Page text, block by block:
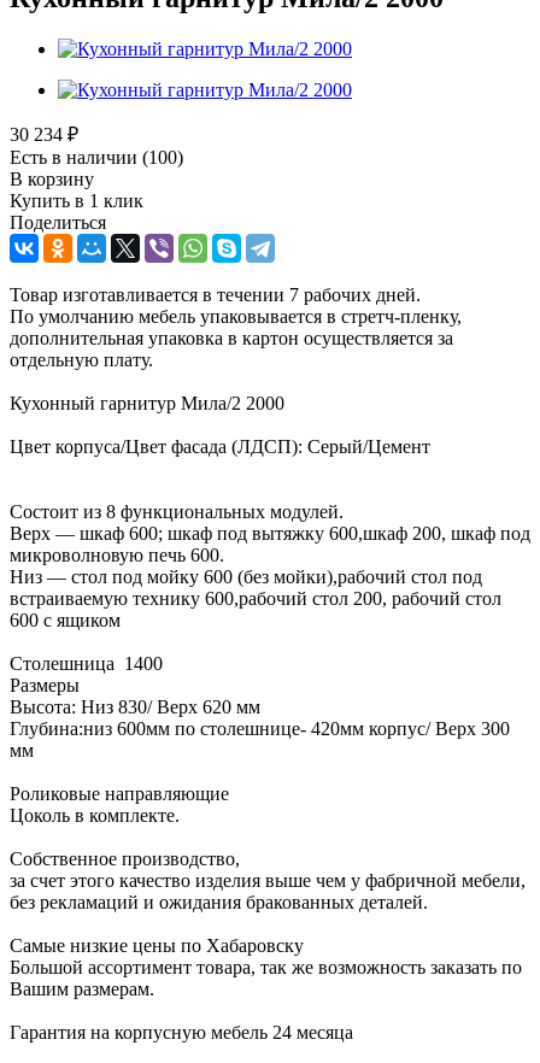
30 234 ₽
Есть в наличии (100)
В корзину
Купить в 1 клик
Поделиться
Товар изготавливается в течении 7 рабочих дней.
По умолчанию мебель упаковывается в стретч-пленку,
дополнительная упаковка в картон осуществляется за
отдельную плату.
Кухонный гарнитур Мила/2 2000
Цвет корпуса/Цвет фасада (ЛДСП): Серый/Цемент
Состоит из 8 функциональных модулей.
Верх — шкаф 600; шкаф под вытяжку 600,шкаф 200, шкаф под
микроволновую печь 600.
Низ — стол под мойку 600 (без мойки),рабочий стол под
встраиваемую технику 600,рабочий стол 200, рабочий стол
600 с ящиком
Столешница 1400
Размеры
Высота: Низ 830/ Верх 620 мм
Глубина:низ 600мм по столешнице- 420мм корпус/ Верх 300
мм
Роликовые направляющие
Цоколь в комплекте.
Собственное производство,
за счет этого качество изделия выше чем у фабричной мебели,
без рекламаций и ожидания бракованных деталей.
Самые низкие цены по Хабаровску
Большой ассортимент товара, так же возможность заказать по
Вашим размерам.
Гарантия на корпусную мебель 24 месяца